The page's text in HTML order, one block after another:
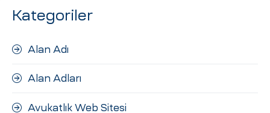
Kategoriler
Alan Adı
Alan Adları
Avukatlık Web Sitesi